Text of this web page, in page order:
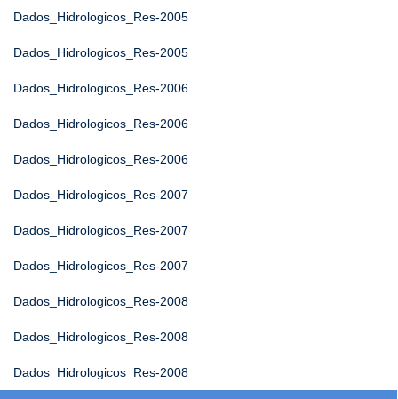
Dados_Hidrologicos_Res-2005
Dados_Hidrologicos_Res-2005
Dados_Hidrologicos_Res-2006
Dados_Hidrologicos_Res-2006
Dados_Hidrologicos_Res-2006
Dados_Hidrologicos_Res-2007
Dados_Hidrologicos_Res-2007
Dados_Hidrologicos_Res-2007
Dados_Hidrologicos_Res-2008
Dados_Hidrologicos_Res-2008
Dados_Hidrologicos_Res-2008